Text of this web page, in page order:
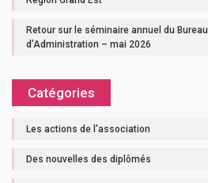
Retour sur le séminaire annuel du
d’Administration – mai 2026
Catégories
Les actions de l'association
Des nouvelles des diplômés